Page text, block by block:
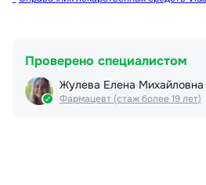
Проверено специалистом
Жулева Елена Михайловна
Фармацевт (стаж более 19 лет)